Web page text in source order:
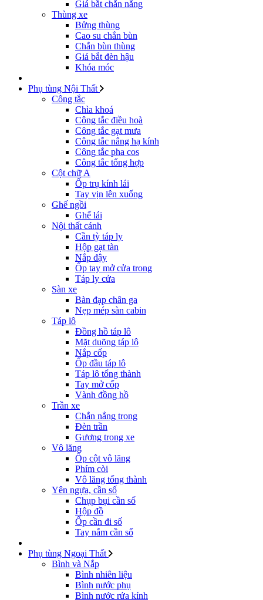
Giá bắt chắn nắng
Thùng xe
Bửng thùng
Cao su chắn bùn
Chắn bùn thùng
Giá bắt đèn hậu
Khóa móc
Phụ tùng Nội Thất
Công tắc
Chìa khoá
Công tắc điều hoà
Công tắc gạt mưa
Công tắc nâng hạ kính
Công tắc pha cos
Công tắc tổng hợp
Cột chữ A
Ốp trụ kính lái
Tay vịn lên xuống
Ghế ngồi
Ghế lái
Nội thất cánh
Cần tỳ táp ly
Hộp gạt tàn
Nắp đậy
Ốp tay mở cửa trong
Táp ly cửa
Sàn xe
Bàn đạp chân ga
Nẹp mép sàn cabin
Táp lô
Đồng hồ táp lô
Mặt duõng táp lô
Nắp cốp
Ốp đầu táp lô
Táp lô tổng thành
Tay mở cốp
Vành đồng hồ
Trần xe
Chắn nắng trong
Đèn trần
Gương trong xe
Vô lăng
Ốp cột vô lăng
Phím còi
Vô lăng tổng thành
Yên ngựa, cần số
Chụp bụi cần số
Hộp đồ
Ốp cần đi số
Tay nắm cần số
Phụ tùng Ngoại Thất
Bình và Nắp
Bình nhiên liệu
Bình nước phụ
Bình nước rửa kính